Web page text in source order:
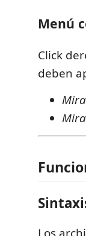
Menú
Click
deben